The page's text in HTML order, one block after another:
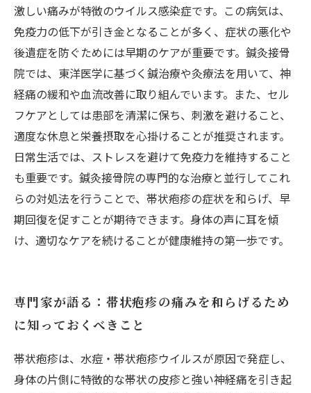
激しい痛みが特徴のウイルス感染症です。この病気は、
免疫力の低下が引き金となることが多く、症状の悪化や
後遺症を防ぐためには早期のケアが重要です。鍼灸接骨
院では、東洋医学に基づく鍼治療や灸療法を用いて、神
経痛の緩和や血流改善に取り組んでいます。また、セル
フケアとしては患部を清潔に保ち、刺激を避けること、
適度な休息と栄養摂取を心掛けることが推奨されます。
日常生活では、ストレスを避けて免疫力を維持すること
も重要です。鍼灸接骨院の専門的な治療と並行してこれ
らの対処法を行うことで、帯状疱疹の症状を和らげ、早
期回復を促すことが期待できます。身体の声に耳を傾
け、適切なケアを続けることが健康維持の第一歩です。
専門家が語る：帯状疱疹の痛みを和らげるため
に知っておくべきこと
帯状疱疹は、水痘・帯状疱疹ウイルスが原因で発症し、
身体の片側に特徴的な帯状の皮疹と強い神経痛を引き起